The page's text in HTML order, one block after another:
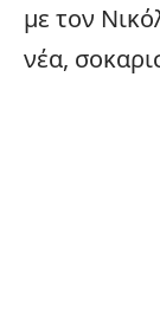
με τον
νέα,